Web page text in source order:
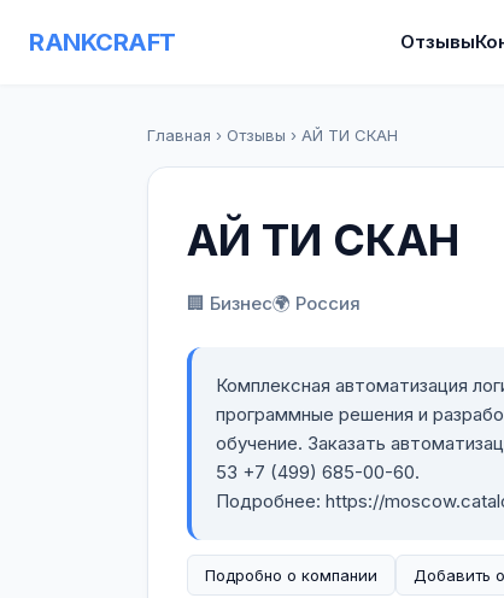
RANKCRAFT Отзывы
Главная › Отзывы › АЙ ТИ СКАН
АЙ ТИ СКАН
🏢 Бизнес🌍 Россия
Комплексная автоматизация
программные решения и
обучение. Заказать
53 +7 (499) 685-00-60.
Подробнее: https://
Подробно о компании Добавить